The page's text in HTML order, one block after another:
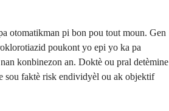
otomatikman pi bon pou tout moun. Gen
poukont yo epi yo ka pa
konbinezon an. Doktè ou pral detèmine
sou faktè risk endividyèl ou ak objektif